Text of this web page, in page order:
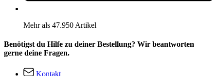
Mehr als 47.950 Artikel
Benötigst du Hilfe zu deiner Bestellung? Wir beantworten
gerne deine Fragen.
Kontakt